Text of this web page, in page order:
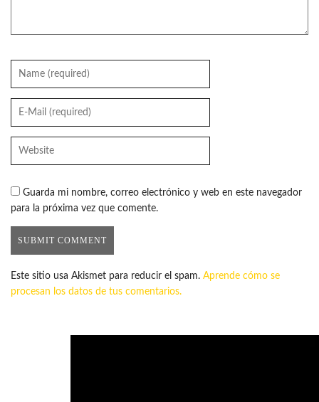
Guarda mi nombre, correo electrónico y web en este navegador
para la próxima vez que comente.
Este sitio usa Akismet para reducir el spam. Aprende cómo se
procesan los datos de tus comentarios.